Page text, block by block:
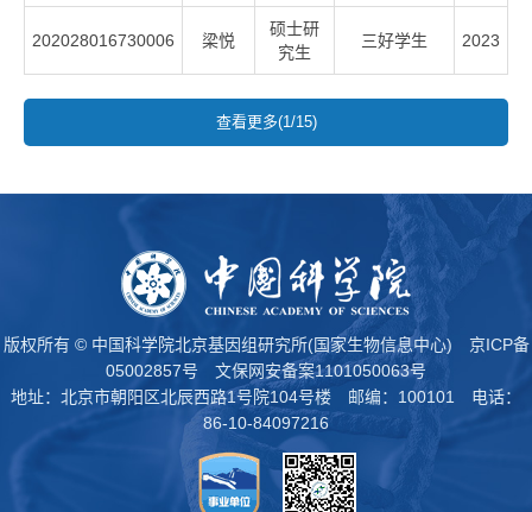
202028016730006 梁悦
硕士研
究生
三好学生 2023
查看更多(1/15)
版权所有 © 中国科学院北京基因组研究所(国家生物信息中心) 京ICP备
05002857号
文保网安备案1101050063号
地址：北京市朝阳区北辰西路1号院104号楼 邮编：100101 电话：
86-10-84097216